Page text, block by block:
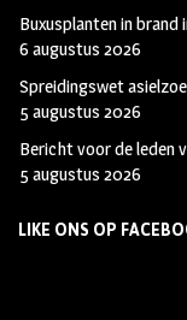
Buxusplanten in
6 augustus 2026
Spreidingswet
5 augustus 2026
Bericht voor de leden
5 augustus 2026
LIKE ONS OP